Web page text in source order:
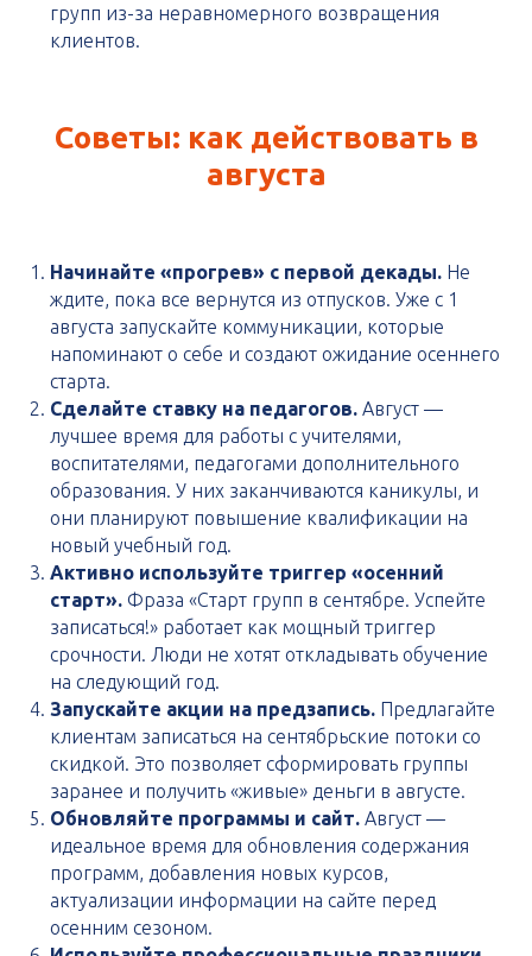
групп из-за неравномерного возвращения
клиентов.
Советы: как действовать в
августа
Начинайте «прогрев» с первой декады. Не
ждите, пока все вернутся из отпусков. Уже с 1
августа запускайте коммуникации, которые
напоминают о себе и создают ожидание осеннего
старта.
Сделайте ставку на педагогов. Август —
лучшее время для работы с учителями,
воспитателями, педагогами дополнительного
образования. У них заканчиваются каникулы, и
они планируют повышение квалификации на
новый учебный год.
Активно используйте триггер «осенний
старт». Фраза «Старт групп в сентябре. Успейте
записаться!» работает как мощный триггер
срочности. Люди не хотят откладывать обучение
на следующий год.
Запускайте акции на предзапись. Предлагайте
клиентам записаться на сентябрьские потоки со
скидкой. Это позволяет сформировать группы
заранее и получить «живые» деньги в августе.
Обновляйте программы и сайт. Август —
идеальное время для обновления содержания
программ, добавления новых курсов,
актуализации информации на сайте перед
осенним сезоном.